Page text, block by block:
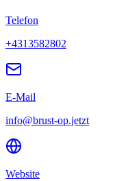
Telefon
+4313582802
E-Mail
info@brust-op.jetzt
Website